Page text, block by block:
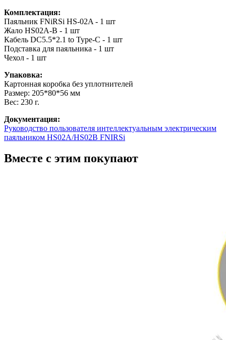
Комплектация:
Паяльник FNiRSi HS-02A - 1 шт
Жало HS02A-B - 1 шт
Кабель DC5.5*2.1 to Type-С - 1 шт
Подставка для паяльника - 1 шт
Чехол - 1 шт
Упаковка:
Картонная коробка без уплотнителей
Размер: 205*80*56 мм
Вес: 230 г.
Документация:
Руководство пользователя интеллектуальным электрическим
паяльником HS02A/HS02B FNIRSi
Вместе с этим покупают